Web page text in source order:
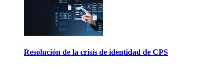
Resolución de la crisis de identidad de CPS